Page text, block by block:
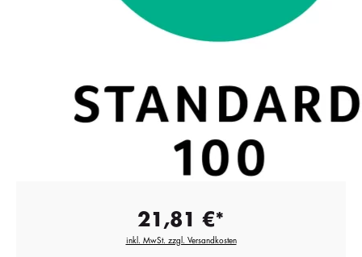
21,81 €*
inkl. MwSt. zzgl. Versandkosten